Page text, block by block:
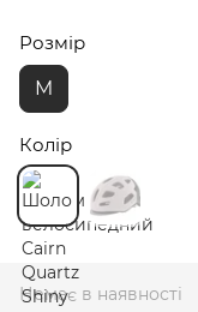
Розмір
M
Колір
Немає в наявності